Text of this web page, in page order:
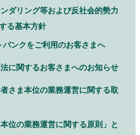
ダリング等および反社会的勢力
る基本方針
ンクをご利用のお客さまへ
に関するお客さまへのお知らせ
さま本位の業務運営に関する取
位の業務運営に関する原則」と